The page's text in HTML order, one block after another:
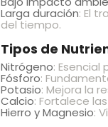
Larga duración: El
del tiempo.
Tipos de
Nitrógeno:
Fósforo:
Potasio: Mejora la
Calcio: Fortalece
Hierro y Magnesio: